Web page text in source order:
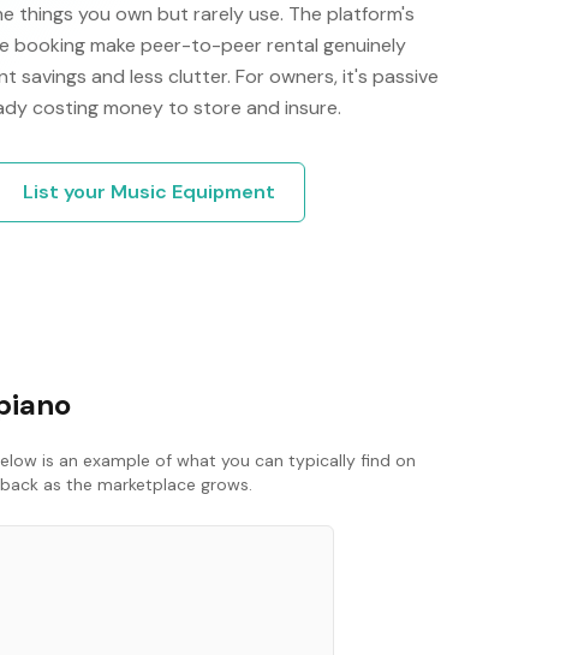
things you own but rarely use. The platform's
booking make peer-to-peer rental genuinely
savings and less clutter. For owners, it's passive
costing money to store and insure.
List your Music Equipment
is an example of what you can typically find on
as the marketplace grows.